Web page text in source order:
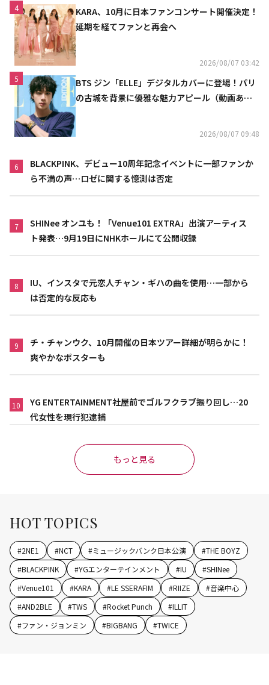
4
KARA、10月に日本ファンコンサート開催決定！
延期を経てファンと再会へ
2026/08/07 03:42
5
BTS ジン「ELLE」デジタルカバーに登場！パリ
の古城を背景に優雅な魅力アピール（動画あ
2026/08/07 09:48
6
BLACKPINK、デビュー10周年記念イベントに一部ファンか
ら不満の声…ロゼに関する憶測は否定
7
SHINee オンユも！「Venue101 EXTRA」出演アーティス
ト発表…9月19日にNHKホールにて公開収録
8
IU、インスタで元恋人チャン・ギハの曲を使用…一部から
は否定的な反応も
9
チ・チャンウク、10月開催の日本ツアー詳細が明らかに！
爽やかなポスターも
10
YG ENTERTAINMENT社屋前でゴルフクラブ振り回し…20
代女性を現行犯逮捕
もっと見る
HOT TOPICS
#2NE1 #NCT #ミュージックバンク日本公演 #THE BOYZ
#BLACKPINK #YGエンターテインメント #IU #SHINee
#Venue101 #KARA #LE SSERAFIM #RIIZE #音楽中心
#AND2BLE #TWS #Rocket Punch #ILLIT
#ファン・ジョンミン #BIGBANG #TWICE